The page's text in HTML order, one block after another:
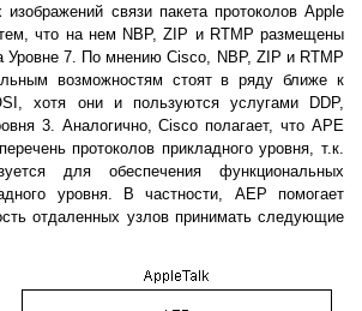
изображений связи пакета протоколов Apple
что на нем NBP, ZIP и RTMP размещены
Уровне 7. По мнению Cisco, NBP, ZIP и RТМP
возможностям стоят в ряду ближе к
хотя они и пользуются услугами DDP,
3. Аналогично, Cisco полагает, что АРЕ
протоколов прикладного уровня, т.к.
для обеспечения функциональных
уровня. В частности, АЕР помогает
отдаленных узлов принимать следующие